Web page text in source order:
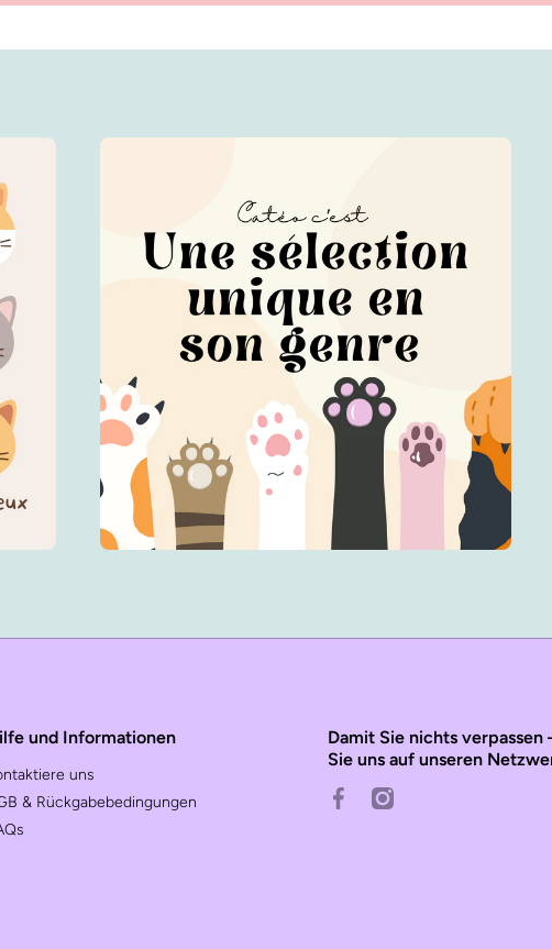
und Informationen
uns
& Rückgabebedingungen
Damit Sie nichts verpassen
Sie uns auf unseren
facebookcom/cateoch/
instagramcom/cat_eo